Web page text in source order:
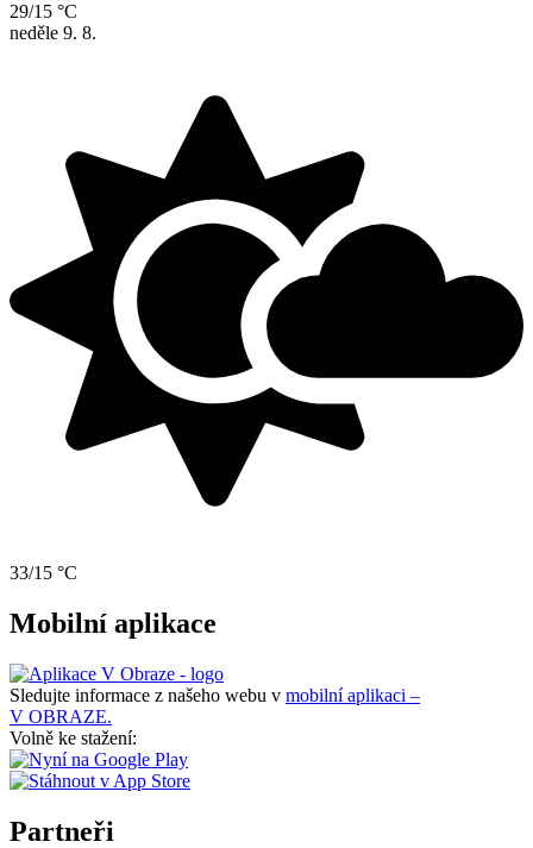
29/15 °C
neděle 9. 8.
33/15 °C
Mobilní aplikace
Sledujte informace z našeho webu v mobilní aplikaci –
V OBRAZE.
Volně ke stažení:
Partneři